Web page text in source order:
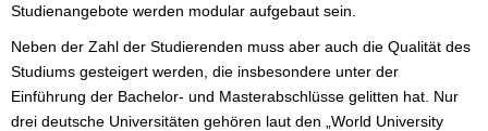
Studienangebote werden modular aufgebaut sein.
Neben der Zahl der Studierenden muss aber auch die Qualität des
Studiums gesteigert werden, die insbesondere unter der
Einführung der Bachelor- und Masterabschlüsse gelitten hat. Nur
drei deutsche Universitäten gehören laut den „World University